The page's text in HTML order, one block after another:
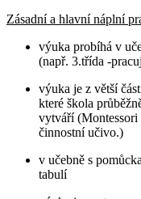
Zásadní a hlavní náplní
výuka probíhá v
(např. 3.třída -
výuka je z větší
které škola
vytváří
činnostní učivo.)
v učebně s
tabulí